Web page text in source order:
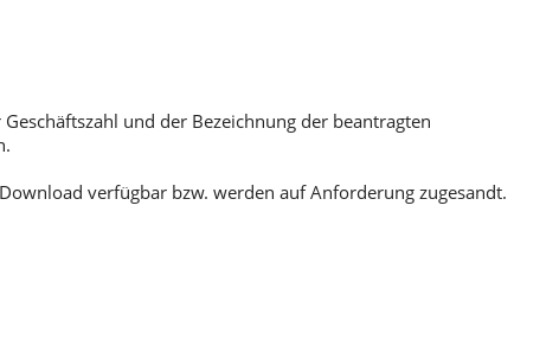
und der Bezeichnung der beantragten
verfügbar bzw. werden auf Anforderung zugesandt.